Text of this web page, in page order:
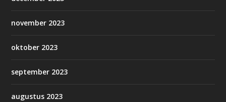
november 2023
oktober 2023
september 2023
augustus 2023